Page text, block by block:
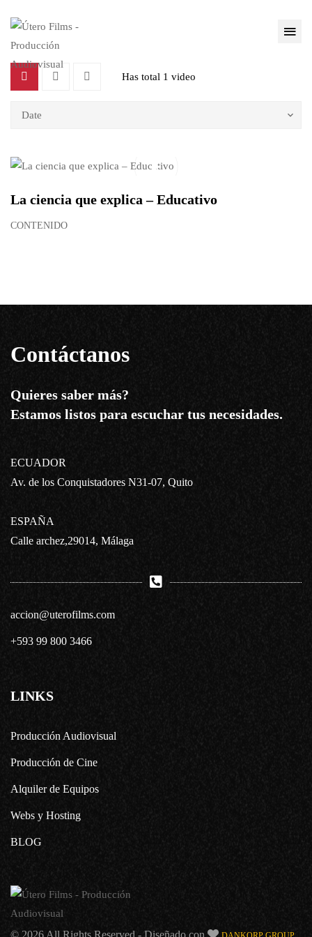
Has total 1 video
Date
La ciencia que explica – Educativo
CONTENIDO
Contáctanos
Quieres saber más?
Estamos listos para escuchar tus necesidades.
ECUADOR
Av. de los Conquistadores N31-07, Quito
ESPAÑA
Calle archez,29014, Málaga
accion@uterofilms.com
+593 99 800 3466
LINKS
Producción Audiovisual
Producción de Cine
Alquiler de Equipos
Webs y Hosting
BLOG
© 2026 All Rights Reserved - Diseñado con